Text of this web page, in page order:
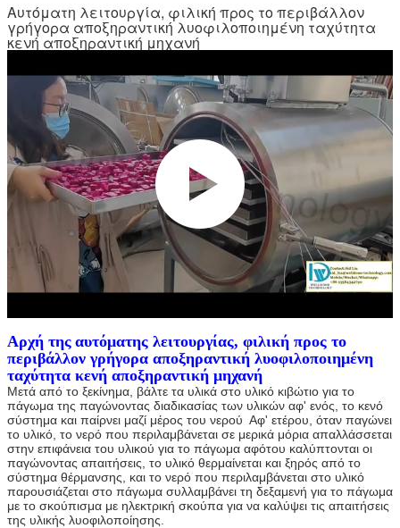
Αυτόματη λειτουργία, φιλική προς το περιβάλλον
γρήγορα αποξηραντική λυοφιλοποιημένη ταχύτητα
κενή αποξηραντική μηχανή
Αρχή της αυτόματης λειτουργίας, φιλική προς το
περιβάλλον γρήγορα αποξηραντική λυοφιλοποιημένη
ταχύτητα κενή αποξηραντική μηχανή
Μετά από το ξεκίνημα, βάλτε τα υλικά στο υλικό κιβώτιο για το
πάγωμα της παγώνοντας διαδικασίας των υλικών αφ' ενός, το κενό
σύστημα και παίρνει μαζί μέρος του νερού  Αφ' ετέρου, όταν παγώνει
το υλικό, το νερό που περιλαμβάνεται σε μερικά μόρια απαλλάσσεται
στην επιφάνεια του υλικού για το πάγωμα αφότου καλύπτονται οι
παγώνοντας απαιτήσεις, το υλικό θερμαίνεται και ξηρός από το
σύστημα θέρμανσης, και το νερό που περιλαμβάνεται στο υλικό
παρουσιάζεται στο πάγωμα συλλαμβάνει τη δεξαμενή για το πάγωμα
με το σκούπισμα με ηλεκτρική σκούπα για να καλύψει τις απαιτήσεις
της υλικής λυοφιλοποίησης.